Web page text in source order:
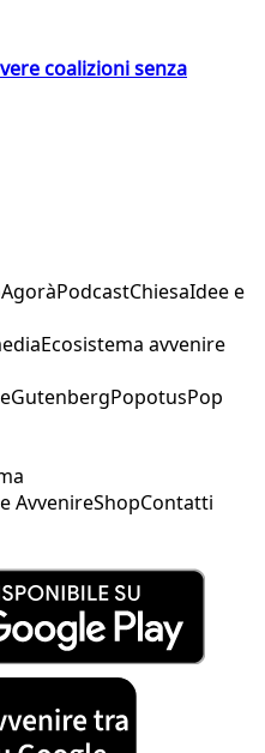
coalizioni senza
AgoràPodcastChiesaIdee e
Ecosistema avvenire
GutenbergPopotusPop
AvvenireShopContatti